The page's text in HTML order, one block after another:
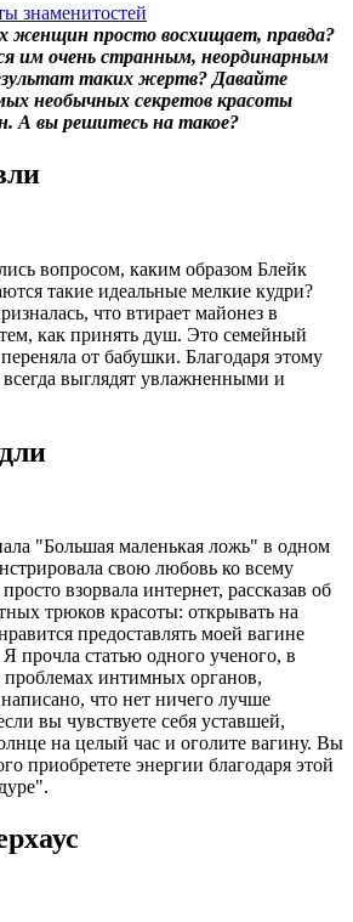
знаменитостей
женщин просто восхищает, правда?
им очень странным, неординарным
таких жертв? Давайте
необычных секретов красоты
А вы решитесь на такое?
вопросом, каким образом Блейк
такие идеальные мелкие кудри?
что втирает майонез в
как принять душ. Это семейный
от бабушки. Благодаря этому
выглядят увлажненными и
"Большая маленькая ложь" в одном
свою любовь ко всему
взорвала интернет, рассказав об
трюков красоты: открывать на
предоставлять моей вагине
прочла статью одного ученого, в
проблемах интимных органов,
что нет ничего лучше
вы чувствуете себя уставшей,
на целый час и оголите вагину. Вы
приобретете энергии благодаря этой